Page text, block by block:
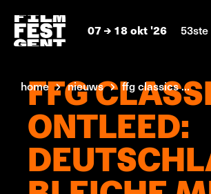
07 18 okt '26
home nieuws ffg classics ...
FFG
ONTLEED: